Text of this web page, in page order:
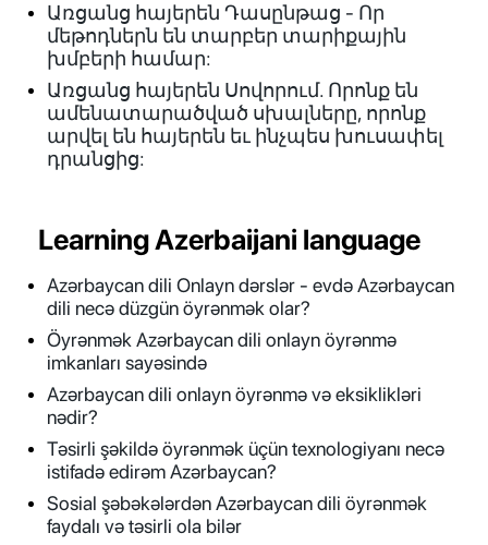
Առցանց հայերեն Դասընթաց - Որ
մեթոդներն են տարբեր տարիքային
խմբերի համար:
Առցանց հայերեն Սովորում. Որոնք են
ամենատարածված սխալները, որոնք
արվել են հայերեն եւ ինչպես խուսափել
դրանցից:
Learning Azerbaijani language
Azərbaycan dili Onlayn dərslər - evdə Azərbaycan
dili necə düzgün öyrənmək olar?
Öyrənmək Azərbaycan dili onlayn öyrənmə
imkanları sayəsində
Azərbaycan dili onlayn öyrənmə və eksiklikləri
nədir?
Təsirli şəkildə öyrənmək üçün texnologiyanı necə
istifadə edirəm Azərbaycan?
Sosial şəbəkələrdən Azərbaycan dili öyrənmək
faydalı və təsirli ola bilər